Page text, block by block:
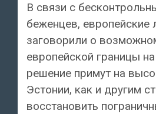
В связи с
беженцев, европейские
заговорили о
европейской границы
решение примут на
Эстонии, как и другим
восстановить